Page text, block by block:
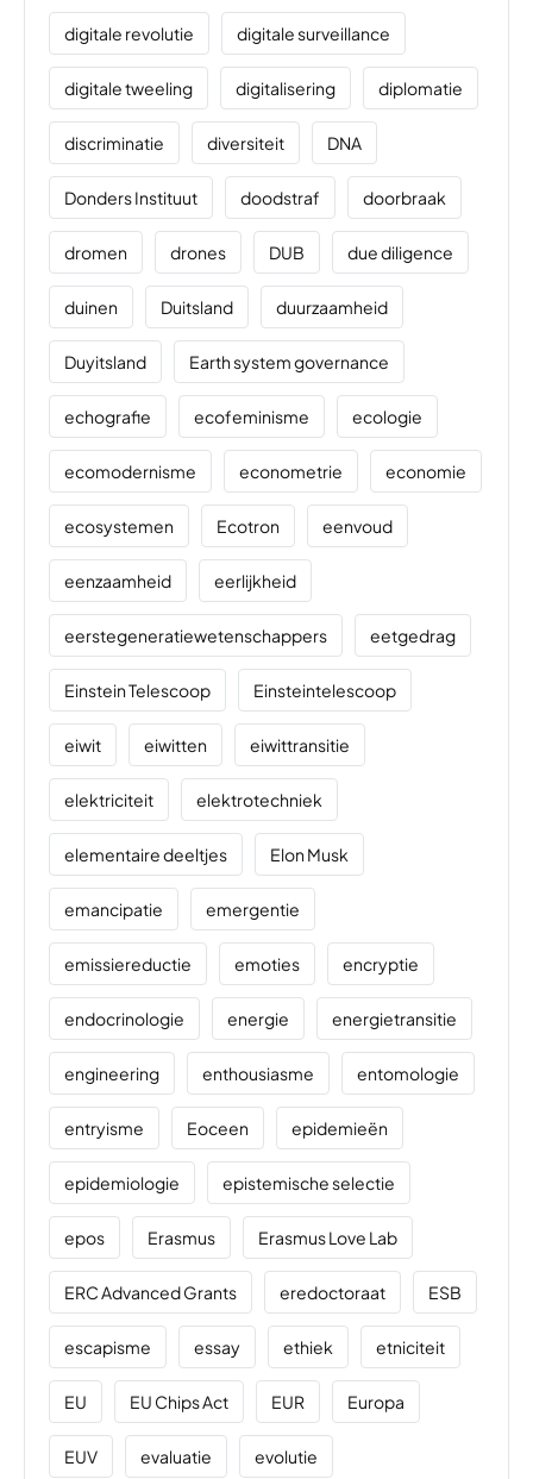
digitale revolutie digitale surveillance
digitale tweeling digitalisering diplomatie
discriminatie diversiteit DNA
Donders Instituut doodstraf doorbraak
dromen drones DUB due diligence
duinen Duitsland duurzaamheid
Duyitsland Earth system governance
echografie ecofeminisme ecologie
ecomodernisme econometrie economie
ecosystemen Ecotron eenvoud
eenzaamheid eerlijkheid
eerstegeneratiewetenschappers eetgedrag
Einstein Telescoop Einsteintelescoop
eiwit eiwitten eiwittransitie
elektriciteit elektrotechniek
elementaire deeltjes Elon Musk
emancipatie emergentie
emissiereductie emoties encryptie
endocrinologie energie energietransitie
engineering enthousiasme entomologie
entryisme Eoceen epidemieën
epidemiologie epistemische selectie
epos Erasmus Erasmus Love Lab
ERC Advanced Grants eredoctoraat ESB
escapisme essay ethiek etniciteit
EU EU Chips Act EUR Europa
EUV evaluatie evolutie